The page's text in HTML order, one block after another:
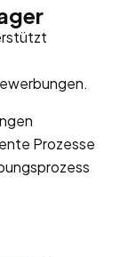
Prozesse